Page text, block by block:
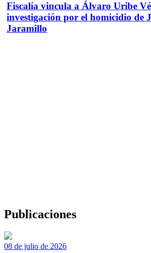
Fiscalía vincula a Álvaro Uribe
investigación por el homicidio de
Jaramillo
Publicaciones
08 de julio de 2026